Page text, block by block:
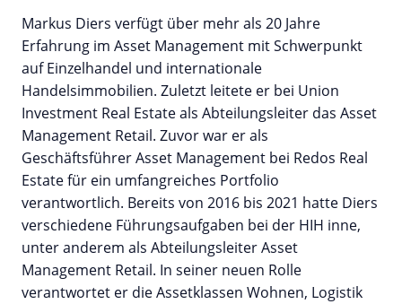
Markus Diers verfügt über mehr als 20 Jahre
Erfahrung im Asset Management mit Schwerpunkt
auf Einzelhandel und internationale
Handelsimmobilien. Zuletzt leitete er bei Union
Investment Real Estate als Abteilungsleiter das Asset
Management Retail. Zuvor war er als
Geschäftsführer Asset Management bei Redos Real
Estate für ein umfangreiches Portfolio
verantwortlich. Bereits von 2016 bis 2021 hatte Diers
verschiedene Führungsaufgaben bei der HIH inne,
unter anderem als Abteilungsleiter Asset
Management Retail. In seiner neuen Rolle
verantwortet er die Assetklassen Wohnen, Logistik